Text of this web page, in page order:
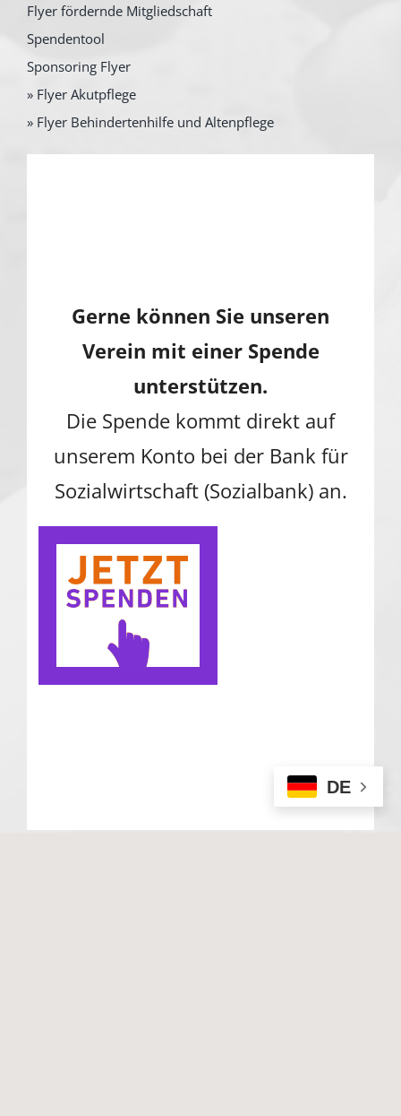
Flyer fördernde Mitgliedschaft
Spendentool
Sponsoring Flyer
» Flyer Akutpflege
» Flyer Behindertenhilfe und Altenpflege
Gerne können Sie unseren
Verein mit einer Spende
unterstützen.
Die Spende kommt direkt auf
unserem Konto bei der Bank für
Sozialwirtschaft (Sozialbank) an.
DE